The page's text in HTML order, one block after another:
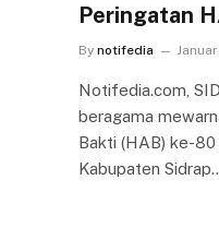
Peringatan
By notifedia
Notifedia.com,
beragama
Bakti (HAB) ke-
Kabupaten